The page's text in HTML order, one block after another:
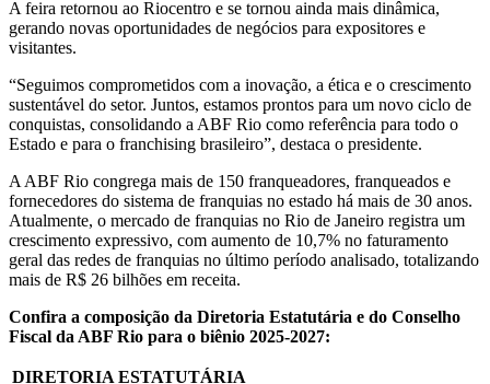
A feira retornou ao Riocentro e se tornou ainda mais dinâmica,
gerando novas oportunidades de negócios para expositores e
visitantes.
“Seguimos comprometidos com a inovação, a ética e o crescimento
sustentável do setor. Juntos, estamos prontos para um novo ciclo de
conquistas, consolidando a ABF Rio como referência para todo o
Estado e para o franchising brasileiro”, destaca o presidente.
A ABF Rio congrega mais de 150 franqueadores, franqueados e
fornecedores do sistema de franquias no estado há mais de 30 anos.
Atualmente, o mercado de franquias no Rio de Janeiro registra um
crescimento expressivo, com aumento de 10,7% no faturamento
geral das redes de franquias no último período analisado, totalizando
mais de R$ 26 bilhões em receita.
Confira a composição da Diretoria Estatutária e do Conselho
Fiscal da ABF Rio para o biênio 2025-2027:
DIRETORIA ESTATUTÁRIA